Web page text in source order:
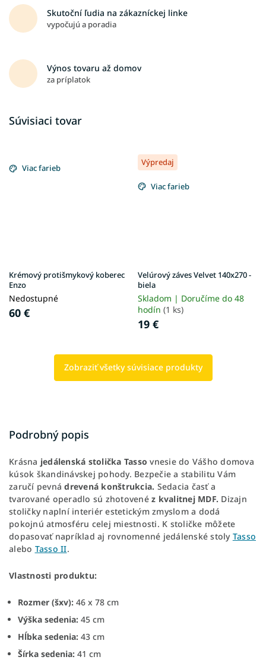
Skutoční ľudia na zákazníckej linke
vypočujú a poradia
Výnos tovaru až domov
za príplatok
Súvisiaci tovar
Viac farieb
Krémový protišmykový koberec
Enzo
Nedostupné
60 €
Výpredaj
Viac farieb
Velúrový záves Velvet 140x270 -
biela
Skladom | Doručíme do 48
hodín (1 ks)
19 €
Zobraziť všetky súvisiace produkty
Podrobný popis
Krásna jedálenská stolička Tasso vnesie do Vášho domova
kúsok škandinávskej pohody. Bezpečie a stabilitu Vám
zaručí pevnádrevená konštrukcia. Sedacia časť a
tvarované operadlo sú zhotovenéz kvalitnej MDF. Dizajn
stoličky naplní interiér estetickým zmyslom a dodá
pokojnú atmosféru celej miestnosti. K stoličke môžete
dopasovať napríklad aj rovnomenné jedálenské stoly Tasso
alebo Tasso II.
Vlastnosti produktu:
Rozmer (šxv): 46 x 78 cm
Výška sedenia: 45 cm
Hĺbka sedenia: 43 cm
Šírka sedenia: 41 cm